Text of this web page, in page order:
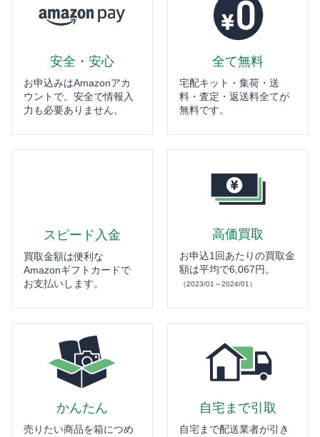
安全・安心
お申込みはAmazonアカ
ウントで。安全で情報入
力も必要ありません。
全て無料
宅配キット・集荷・送
料・査定・返送料全てが
無料です。
スピード入金
買取金額は便利な
Amazonギフトカードで
お支払いします。
高価買取
お申込1回あたりの買取金
額は平均で6,067円。
（2023/01～2024/01）
かんたん
売りたい商品を箱につめ
自宅まで引取
自宅まで配送業者が引き